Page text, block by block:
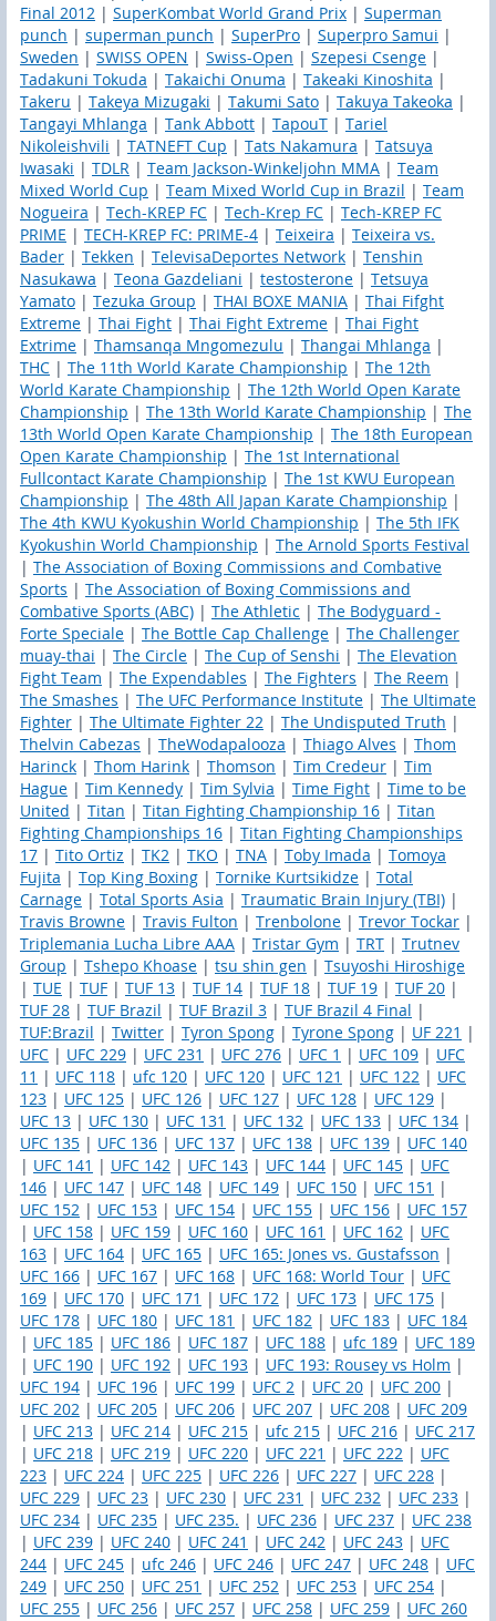
Final 2012 | SuperKombat World Grand Prix | Superman
punch | superman punch | SuperPro | Superpro Samui |
Sweden | SWISS OPEN | Swiss-Open | Szepesi Csenge |
Tadakuni Tokuda | Takaichi Onuma | Takeaki Kinoshita |
Takeru | Takeya Mizugaki | Takumi Sato | Takuya Takeoka |
Tangayi Mhlanga | Tank Abbott | TapouT | Tariel
Nikoleishvili | TATNEFT Cup | Tats Nakamura | Tatsuya
Iwasaki | TDLR | Team Jackson-Winkeljohn MMA | Team
Mixed World Cup | Team Mixed World Cup in Brazil | Team
Nogueira | Tech-KREP FC | Tech-Krep FC | Tech-KREP FC
PRIME | TECH-KREP FC: PRIME-4 | Teixeira | Teixeira vs.
Bader | Tekken | TelevisaDeportes Network | Tenshin
Nasukawa | Teona Gazdeliani | testosterone | Tetsuya
Yamato | Tezuka Group | THAI BOXE MANIA | Thai Fifght
Extreme | Thai Fight | Thai Fight Extreme | Thai Fight
Extrime | Thamsanqa Mngomezulu | Thangai Mhlanga |
THC | The 11th World Karate Championship | The 12th
World Karate Championship | The 12th World Open Karate
Championship | The 13th World Karate Championship | The
13th World Open Karate Championship | The 18th European
Open Karate Championship | The 1st International
Fullcontact Karate Championship | The 1st KWU European
Championship | The 48th All Japan Karate Championship |
The 4th KWU Kyokushin World Championship | The 5th IFK
Kyokushin World Championship | The Arnold Sports Festival
| The Association of Boxing Commissions and Combative
Sports | The Association of Boxing Commissions and
Combative Sports (ABC) | The Athletic | The Bodyguard -
Forte Speciale | The Bottle Cap Challenge | The Challenger
muay-thai | The Circle | The Cup of Senshi | The Elevation
Fight Team | The Expendables | The Fighters | The Reem |
The Smashes | The UFC Performance Institute | The Ultimate
Fighter | The Ultimate Fighter 22 | The Undisputed Truth |
Thelvin Cabezas | TheWodapalooza | Thiago Alves | Thom
Harinck | Thom Harink | Thomson | Tim Credeur | Tim
Hague | Tim Kennedy | Tim Sylvia | Time Fight | Time to be
United | Titan | Titan Fighting Championship 16 | Titan
Fighting Championships 16 | Titan Fighting Championships
17 | Tito Ortiz | TK2 | TKO | TNA | Toby Imada | Tomoya
Fujita | Top King Boxing | Tornike Kurtsikidze | Total
Carnage | Total Sports Asia | Traumatic Brain Injury (TBI) |
Travis Browne | Travis Fulton | Trenbolone | Trevor Tockar |
Triplemania Lucha Libre AAA | Tristar Gym | TRT | Trutnev
Group | Tshepo Khoase | tsu shin gen | Tsuyoshi Hiroshige
| TUE | TUF | TUF 13 | TUF 14 | TUF 18 | TUF 19 | TUF 20 |
TUF 28 | TUF Brazil | TUF Brazil 3 | TUF Brazil 4 Final |
TUF:Brazil | Twitter | Tyron Spong | Tyrone Spong | UF 221 |
UFC | UFC 229 | UFC 231 | UFC 276 | UFC 1 | UFC 109 | UFC
11 | UFC 118 | ufc 120 | UFC 120 | UFC 121 | UFC 122 | UFC
123 | UFC 125 | UFC 126 | UFC 127 | UFC 128 | UFC 129 |
UFC 13 | UFC 130 | UFC 131 | UFC 132 | UFC 133 | UFC 134 |
UFC 135 | UFC 136 | UFC 137 | UFC 138 | UFC 139 | UFC 140
| UFC 141 | UFC 142 | UFC 143 | UFC 144 | UFC 145 | UFC
146 | UFC 147 | UFC 148 | UFC 149 | UFC 150 | UFC 151 |
UFC 152 | UFC 153 | UFC 154 | UFC 155 | UFC 156 | UFC 157
| UFC 158 | UFC 159 | UFC 160 | UFC 161 | UFC 162 | UFC
163 | UFC 164 | UFC 165 | UFC 165: Jones vs. Gustafsson |
UFC 166 | UFC 167 | UFC 168 | UFC 168: World Tour | UFC
169 | UFC 170 | UFC 171 | UFC 172 | UFC 173 | UFC 175 |
UFC 178 | UFC 180 | UFC 181 | UFC 182 | UFC 183 | UFC 184
| UFC 185 | UFC 186 | UFC 187 | UFC 188 | ufc 189 | UFC 189
| UFC 190 | UFC 192 | UFC 193 | UFC 193: Rousey vs Holm |
UFC 194 | UFC 196 | UFC 199 | UFC 2 | UFC 20 | UFC 200 |
UFC 202 | UFC 205 | UFC 206 | UFC 207 | UFC 208 | UFC 209
| UFC 213 | UFC 214 | UFC 215 | ufc 215 | UFC 216 | UFC 217
| UFC 218 | UFC 219 | UFC 220 | UFC 221 | UFC 222 | UFC
223 | UFC 224 | UFC 225 | UFC 226 | UFC 227 | UFC 228 |
UFC 229 | UFC 23 | UFC 230 | UFC 231 | UFC 232 | UFC 233 |
UFC 234 | UFC 235 | UFC 235. | UFC 236 | UFC 237 | UFC 238
| UFC 239 | UFC 240 | UFC 241 | UFC 242 | UFC 243 | UFC
244 | UFC 245 | ufc 246 | UFC 246 | UFC 247 | UFC 248 | UFC
249 | UFC 250 | UFC 251 | UFC 252 | UFC 253 | UFC 254 |
UFC 255 | UFC 256 | UFC 257 | UFC 258 | UFC 259 | UFC 260